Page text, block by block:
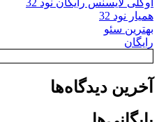
همیار نود 32
بهترین سئو
رایگان
آخرین دیدگاه‌ها